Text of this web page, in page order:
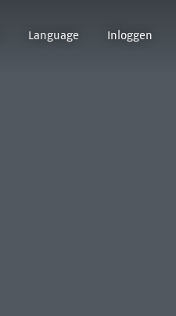
Language Inloggen